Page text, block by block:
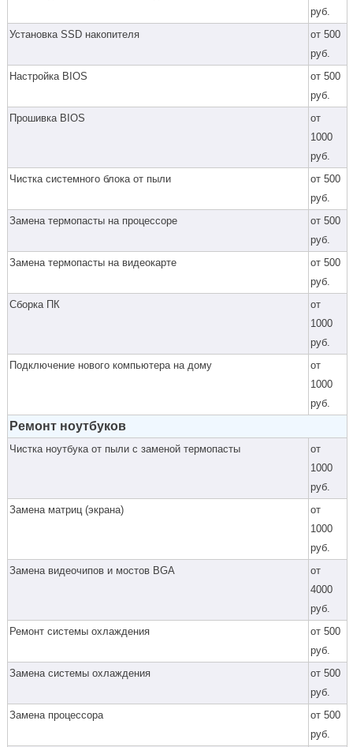
руб.
Установка SSD накопителя
от 500
руб.
Настройка BIOS
от 500
руб.
Прошивка BIOS
от
1000
руб.
Чистка системного блока от пыли
от 500
руб.
Замена термопасты на процессоре
от 500
руб.
Замена термопасты на видеокарте
от 500
руб.
Cборка ПК
от
1000
руб.
Подключение нового компьютера на дому
от
1000
руб.
Ремонт ноутбуков
Чистка ноутбука от пыли с заменой термопасты
от
1000
руб.
Замена матриц (экрана)
от
1000
руб.
Замена видеочипов и мостов BGA
от
4000
руб.
Ремонт системы охлаждения
от 500
руб.
Замена системы охлаждения
от 500
руб.
Замена процессора
от 500
руб.